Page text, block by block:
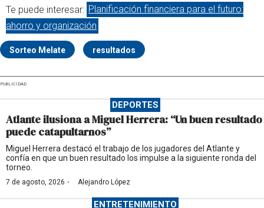
Te puede interesar: Planificación financiera para el futuro:
ahorro y organización
Sorteo Melate resultados
PUBLICIDAD
DEPORTES
Atlante ilusiona a Miguel Herrera: “Un buen resultado
puede catapultarnos”
Miguel Herrera destacó el trabajo de los jugadores del Atlante y
confía en que un buen resultado los impulse a la siguiente ronda del
torneo.
7 de agosto, 2026 · Alejandro López
ENTRETENIMIENTO